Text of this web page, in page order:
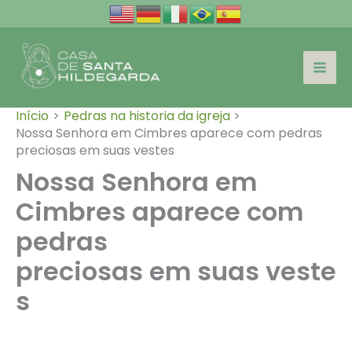
para
conteúdo
Início
Pedras na historia da igreja
Nossa Senhora em Cimbres aparece com pedras
preciosas em suas vestes
Nossa Senhora em
Cimbres aparece com
pedras
preciosas em suas veste
s